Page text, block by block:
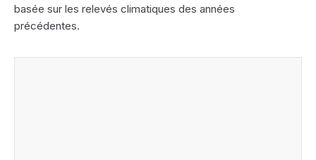
basée sur les relevés climatiques des années
précédentes.